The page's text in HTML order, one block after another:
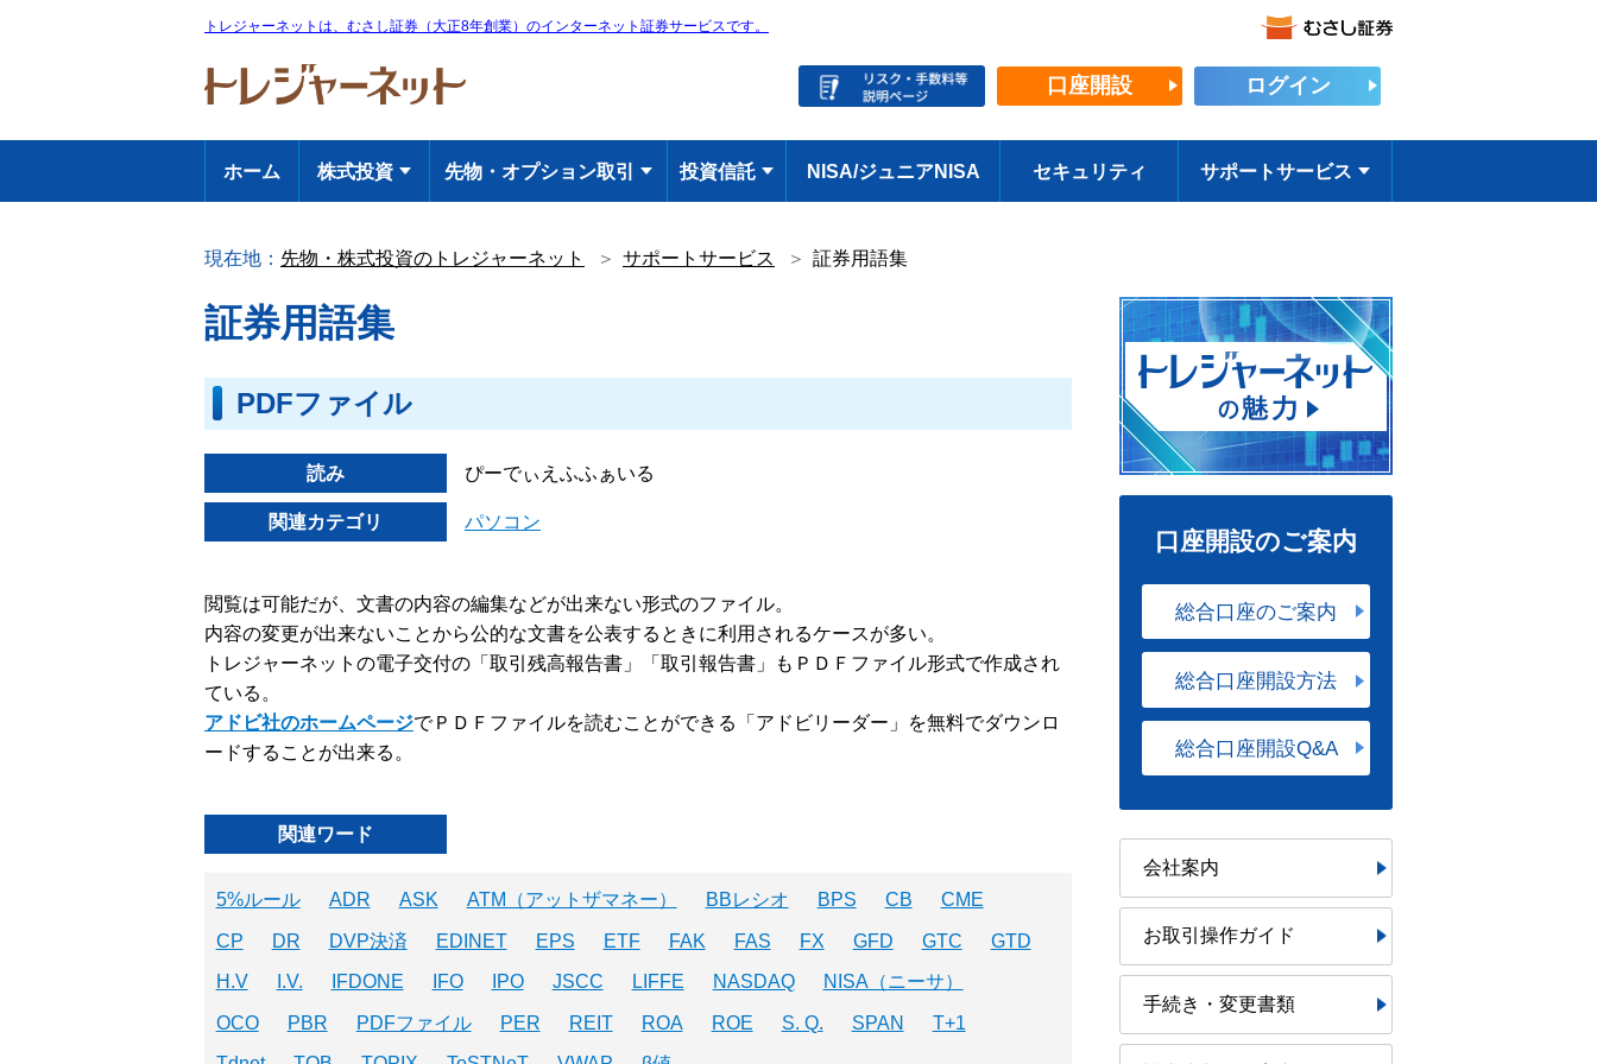
トレジャーネットは、 むさし証券（大正8年創業）のインターネット証券サービスです。
口座開設 ログイン
ホーム 株式投資 先物・オプション取引 投資信託 NISA/ジュニアNISA セキュリティ サポートサービス
現在地： 先物・株式投資のトレジャーネット サポートサービス 証券用語集
証券用語集
PDFファイル
読み ぴーでぃえふふぁいる
関連カテゴリ パソコン
閲覧は可能だが、文書の内容の編集などが出来ない形式のファイル。
内容の変更が出来ないことから公的な文書を公表するときに利用されるケースが多い。
トレジャーネットの電子交付の「取引残高報告書」「取引報告書」もＰＤＦファイル形式で作成され
ている。
アドビ社のホームページでＰＤＦファイルを読むことができる「アドビリーダー」を無料でダウンロ
ードすることが出来る。
関連ワード
5%ルール ADR ASK ATM（アットザマネー） BBレシオ BPS CB CME
CP DR DVP決済 EDINET EPS ETF FAK FAS FX GFD GTC GTD
H.V I.V. IFDONE IFO IPO JSCC LIFFE NASDAQ NISA（ニーサ）
OCO PBR PDFファイル PER REIT ROA ROE S. Q. SPAN T+1
口座開設のご案内
総合口座のご案内
総合口座開設方法
総合口座開設Q&A
会社案内
お取引操作ガイド
手続き・変更書類